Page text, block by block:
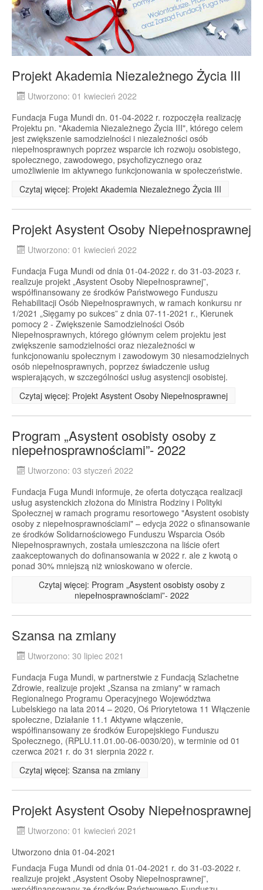
Projekt Akademia Niezależnego Życia III
Utworzono: 01 kwiecień 2022
Fundacja Fuga Mundi dn. 01-04-2022 r. rozpoczęła realizację
Projektu pn. "Akademia Niezależnego Życia III", którego celem
jest zwiększenie samodzielności i niezależności osób
niepełnosprawnych poprzez wsparcie ich rozwoju osobistego,
społecznego, zawodowego, psychofizycznego oraz
umożliwienie im aktywnego funkcjonowania w społeczeństwie.
Czytaj więcej: Projekt Akademia Niezależnego Życia III
Projekt Asystent Osoby Niepełnosprawnej
Utworzono: 01 kwiecień 2022
Fundacja Fuga Mundi od dnia 01-04-2022 r. do 31-03-2023 r.
realizuje projekt „Asystent Osoby Niepełnosprawnej”,
współfinansowany ze środków Państwowego Funduszu
Rehabilitacji Osób Niepełnosprawnych, w ramach konkursu nr
1/2021 „Sięgamy po sukces” z dnia 07-11-2021 r., Kierunek
pomocy 2 - Zwiększenie Samodzielności Osób
Niepełnosprawnych, którego głównym celem projektu jest
zwiększenie samodzielności oraz niezależności w
funkcjonowaniu społecznym i zawodowym 30 niesamodzielnych
osób niepełnosprawnych, poprzez świadczenie usług
wspierających, w szczególności usług asystencji osobistej.
Czytaj więcej: Projekt Asystent Osoby Niepełnosprawnej
Program „Asystent osobisty osoby z
niepełnosprawnościami”- 2022
Utworzono: 03 styczeń 2022
Fundacja Fuga Mundi informuje, że oferta dotycząca realizacji
usług asystenckich złożona do Ministra Rodziny i Polityki
Społecznej w ramach programu resortowego "Asystent osobisty
osoby z niepełnosprawnościami" – edycja 2022 o sfinansowanie
ze środków Solidarnościowego Funduszu Wsparcia Osób
Niepełnosprawnych, została umieszczona na liście ofert
zaakceptowanych do dofinansowania w 2022 r. ale z kwotą o
ponad 30% mniejszą niż wnioskowano w ofercie.
Czytaj więcej: Program „Asystent osobisty osoby z
niepełnosprawnościami”- 2022
Szansa na zmiany
Utworzono: 30 lipiec 2021
Fundacja Fuga Mundi, w partnerstwie z Fundacją Szlachetne
Zdrowie, realizuje projekt „Szansa na zmiany" w ramach
Regionalnego Programu Operacyjnego Województwa
Lubelskiego na lata 2014 – 2020, Oś Priorytetowa 11 Włączenie
społeczne, Działanie 11.1 Aktywne włączenie,
współfinansowany ze środków Europejskiego Funduszu
Społecznego, (RPLU.11.01.00-06-0030/20), w terminie od 01
czerwca 2021 r. do 31 sierpnia 2022 r.
Czytaj więcej: Szansa na zmiany
Projekt Asystent Osoby Niepełnosprawnej
Utworzono: 01 kwiecień 2021
Utworzono dnia 01-04-2021
Fundacja Fuga Mundi od dnia 01-04-2021 r. do 31-03-2022 r.
realizuje projekt „Asystent Osoby Niepełnosprawnej”,